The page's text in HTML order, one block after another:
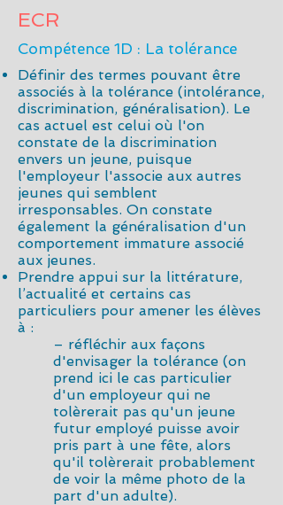
ECR
Compétence 1D : La tolérance
Définir des termes pouvant être
associés à la tolérance (intolérance,
discrimination, généralisation). Le
cas actuel est celui où l'on
constate de la discrimination
envers un jeune, puisque
l'employeur l'associe aux autres
jeunes qui semblent
irresponsables. On constate
également la généralisation d'un
comportement immature associé
aux jeunes.
Prendre appui sur la littérature,
l’actualité et certains cas
particuliers pour amener les élèves
à :
– réfléchir aux façons
d'envisager la tolérance (on
prend ici le cas particulier
d'un employeur qui ne
tolèrerait pas qu'un jeune
futur employé puisse avoir
pris part à une fête, alors
qu'il tolèrerait probablement
de voir la même photo de la
part d'un adulte).